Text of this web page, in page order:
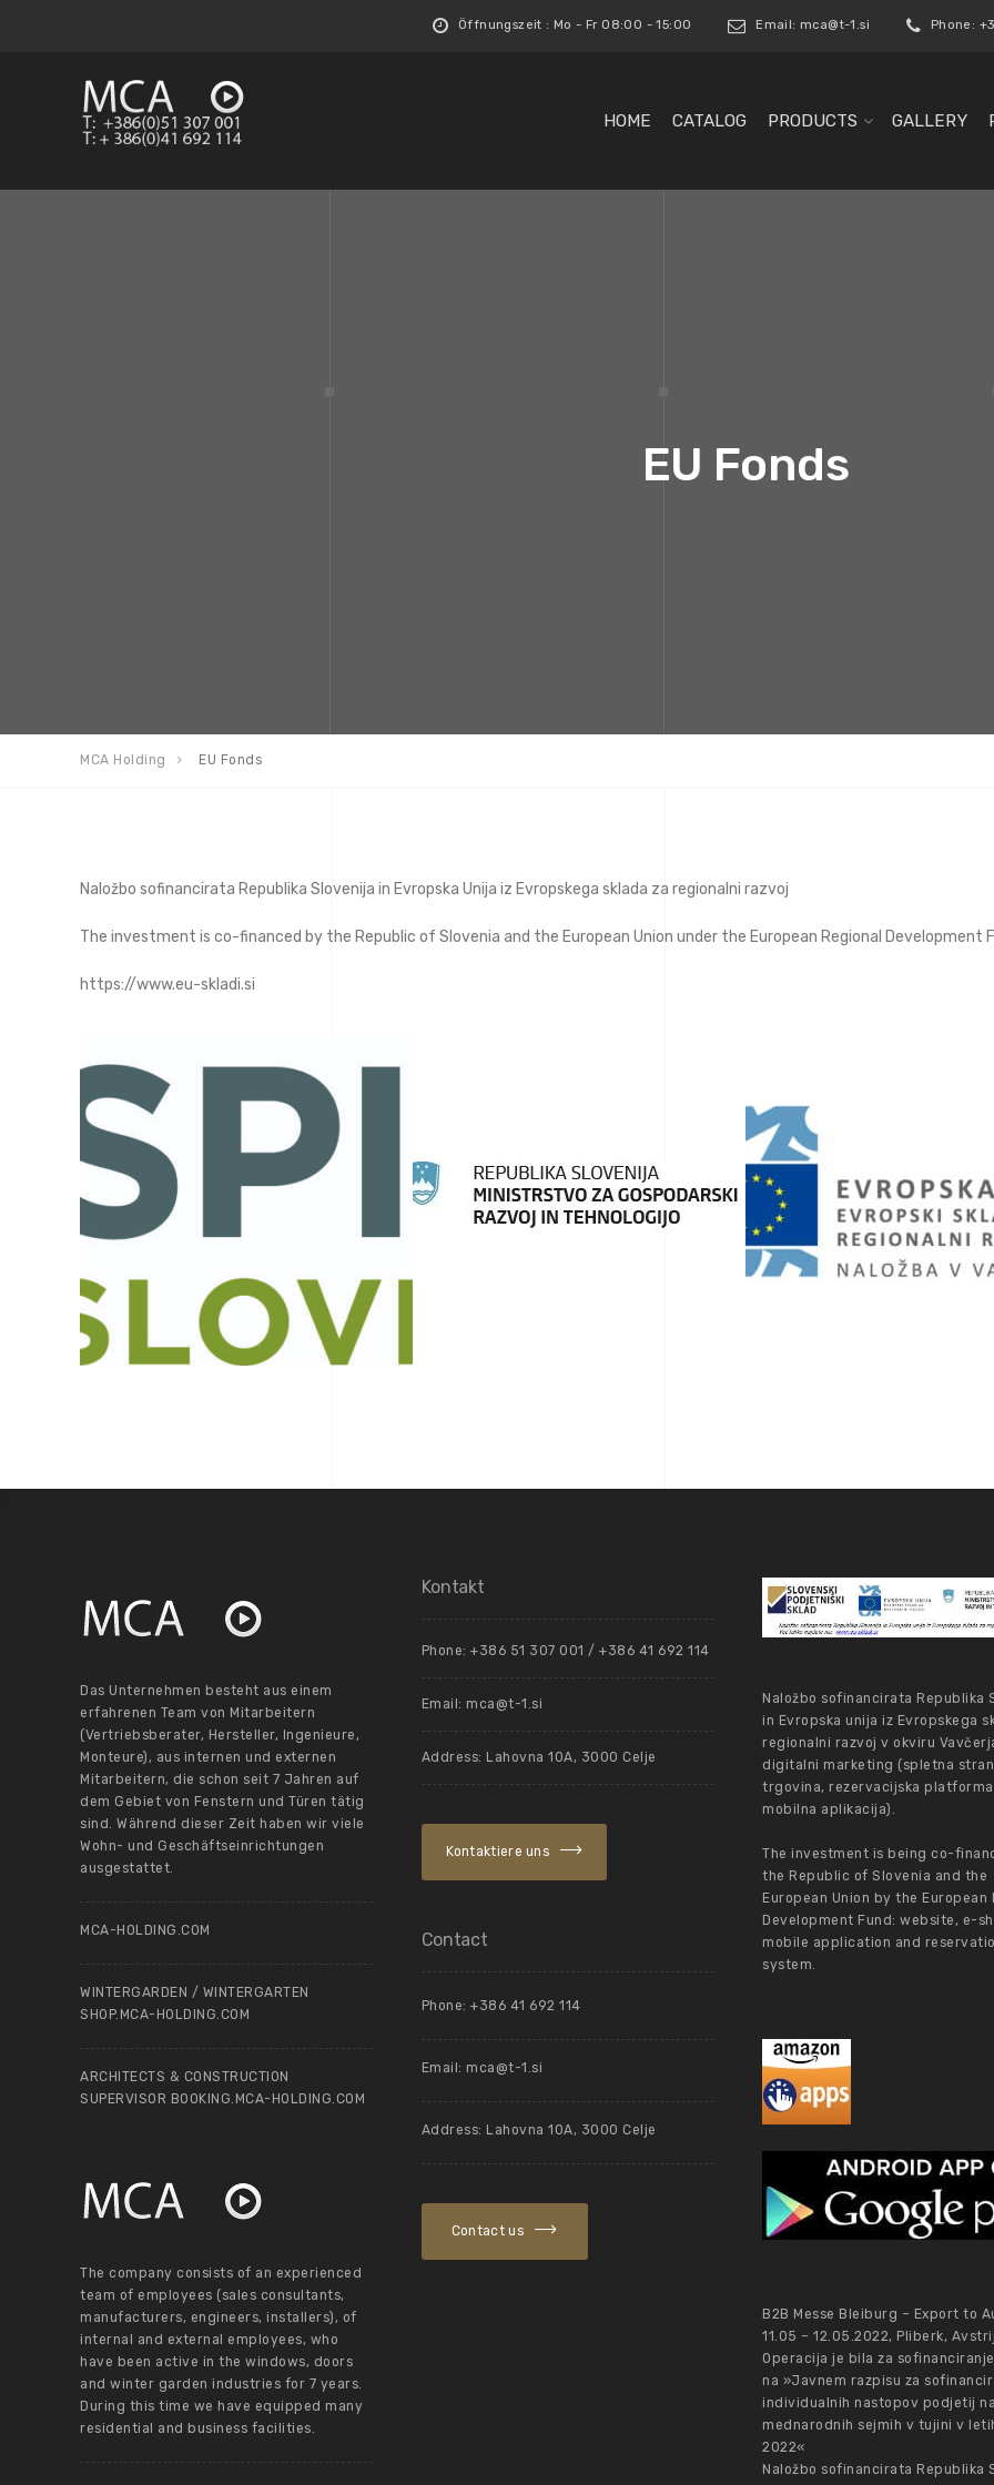
Öffnungszeit : Mo - Fr 08:00 - 15:00 Email: mca@t-1.si Phone:
HOME CATALOG PRODUCTS GALLERY
EU Fonds
MCA Holding EU Fonds
Naložbo sofinancirata Republika Slovenija in Evropska Unija iz Evropskega sklada za regionalni razvoj
The investment is co-financed by the Republic of Slovenia and the European Union under the European Regional Development
https://www.eu-skladi.si
Das Unternehmen besteht aus einem
erfahrenen Team von Mitarbeitern
(Vertriebsberater, Hersteller, Ingenieure,
Monteure), aus internen und externen
Mitarbeitern, die schon seit 7 Jahren auf
dem Gebiet von Fenstern und Türen tätig
sind. Während dieser Zeit haben wir viele
Wohn- und Geschäftseinrichtungen
ausgestattet.
MCA-HOLDING.COM
WINTERGARDEN / WINTERGARTEN
SHOP.MCA-HOLDING.COM
ARCHITECTS & CONSTRUCTION
SUPERVISOR BOOKING.MCA-HOLDING.COM
The company consists of an experienced
team of employees (sales consultants,
manufacturers, engineers, installers), of
internal and external employees, who
have been active in the windows, doors
and winter garden industries for 7 years.
During this time we have equipped many
residential and business facilities.
Kontakt
Phone: +386 51 307 001 / +386 41 692 114
Email: mca@t-1.si
Address: Lahovna 10A, 3000 Celje
Kontaktiere uns
Contact
Phone: +386 41 692 114
Email: mca@t-1.si
Address: Lahovna 10A, 3000 Celje
Contact us
Naložbo sofinancirata Republika
in Evropska unija iz Evropskega
regionalni razvoj v okviru
digitalni marketing (spletna
trgovina, rezervacijska
mobilna aplikacija).
The investment is being co-
the Republic of Slovenia and the
European Union by the European
Development Fund: website, e-
mobile application and
system.
B2B Messe Bleiburg – Export to
11.05 – 12.05.2022, Pliberk,
Operacija je bila za
na »Javnem razpisu za
individualnih nastopov podjetij
mednarodnih sejmih v tujini v
2022«
Naložbo sofinancirata Republika